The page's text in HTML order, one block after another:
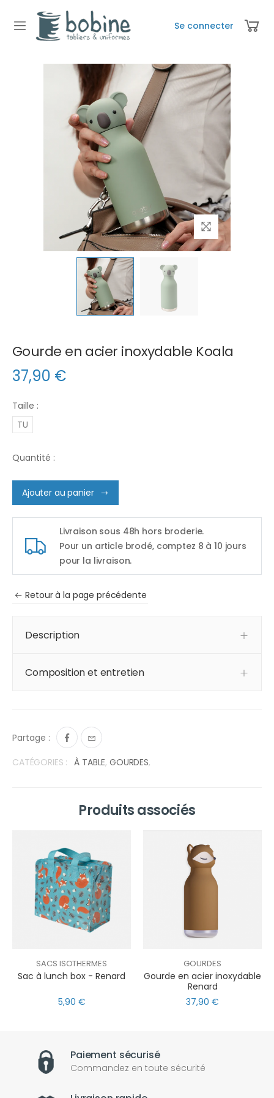
Se connecter
Gourde en acier inoxydable Koala
37,90 €
Taille :
TU
Quantité :
Ajouter au panier
Livraison sous 48h hors broderie.
Pour un article brodé, comptez 8 à 10 jours
pour la livraison.
Retour à la page précédente
Description
Composition et entretien
Partage :
CATÉGORIES : À TABLE, GOURDES,
Produits associés
SACS ISOTHERMES
Sac à lunch box - Renard
5,90 €
GOURDES
Gourde en acier inoxydable
Renard
37,90 €
Paiement sécurisé
Commandez en toute sécurité